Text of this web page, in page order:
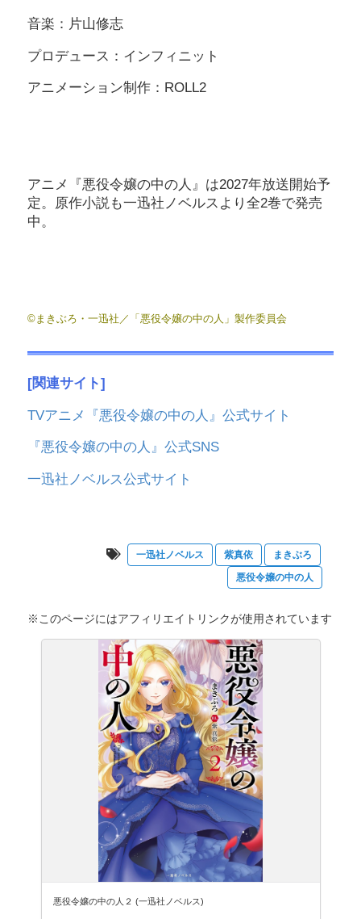
音楽：片山修志
プロデュース：インフィニット
アニメーション制作：ROLL2
アニメ『悪役令嬢の中の人』は2027年放送開始予
定。原作小説も一迅社ノベルスより全2巻で発売
中。
©まきぶろ・一迅社／「悪役令嬢の中の人」製作委員会
[関連サイト]
TVアニメ『悪役令嬢の中の人』公式サイト
『悪役令嬢の中の人』公式SNS
一迅社ノベルス公式サイト
一迅社ノベルス 紫真依
まきぶろ
悪役令嬢の中の人
※このページにはアフィリエイトリンクが使用されています
悪役令嬢の中の人２ (一迅社ノベルス)